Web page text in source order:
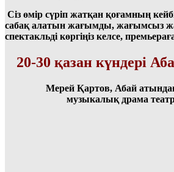
Сіз өмір сүріп жатқан қоғамның
сабақ алатын жағымды, жағымсыз
спектакльді көргіңіз келсе,
20-30 қазан күндері
Мерей Қартов, Абай
музыкалық драма